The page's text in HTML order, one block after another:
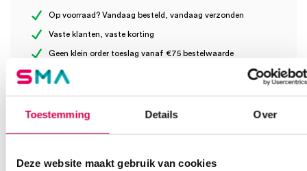
Toestemming Details Over
Deze website maakt gebruik van cookies
(72)” te beoordelen
Op voorraad? Vandaag besteld, vandaag verzonden
Vaste klanten, vaste korting
Geen klein order toeslag vanaf €75 bestelwaarde
We scoren een gemiddelde van 7.1! (11 beoordelingen)